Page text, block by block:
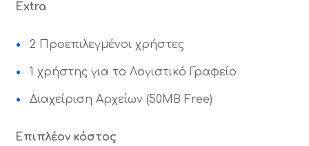
Extra
2 Προεπιλεγμένοι χρήστες
1 χρήστης για το Λογιστικό Γραφείο
Διαχείριση Αρχείων (50MB Free)
Επιπλέον κόστος